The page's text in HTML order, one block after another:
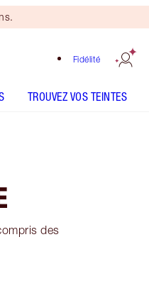
Fidélité
TROUVEZ VOS TEINTES
des